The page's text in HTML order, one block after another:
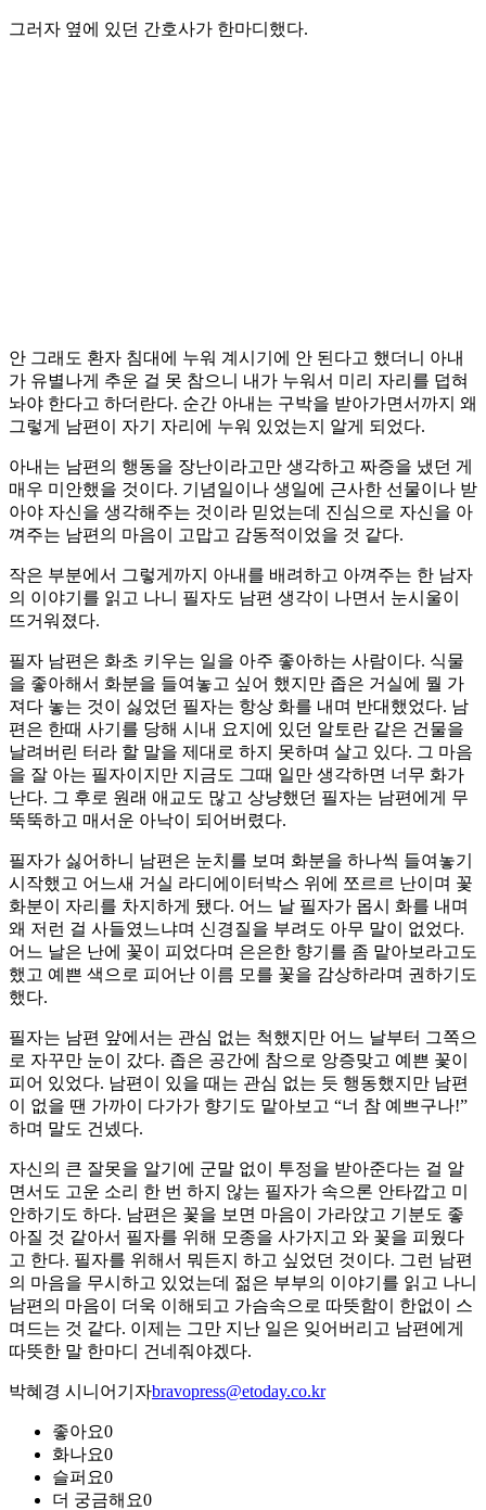
그러자 옆에 있던 간호사가 한마디했다.
안 그래도 환자 침대에 누워 계시기에 안 된다고 했더니 아내
가 유별나게 추운 걸 못 참으니 내가 누워서 미리 자리를 덥혀
놔야 한다고 하더란다. 순간 아내는 구박을 받아가면서까지 왜
그렇게 남편이 자기 자리에 누워 있었는지 알게 되었다.
아내는 남편의 행동을 장난이라고만 생각하고 짜증을 냈던 게
매우 미안했을 것이다. 기념일이나 생일에 근사한 선물이나 받
아야 자신을 생각해주는 것이라 믿었는데 진심으로 자신을 아
껴주는 남편의 마음이 고맙고 감동적이었을 것 같다.
작은 부분에서 그렇게까지 아내를 배려하고 아껴주는 한 남자
의 이야기를 읽고 나니 필자도 남편 생각이 나면서 눈시울이
뜨거워졌다.
필자 남편은 화초 키우는 일을 아주 좋아하는 사람이다. 식물
을 좋아해서 화분을 들여놓고 싶어 했지만 좁은 거실에 뭘 가
져다 놓는 것이 싫었던 필자는 항상 화를 내며 반대했었다. 남
편은 한때 사기를 당해 시내 요지에 있던 알토란 같은 건물을
날려버린 터라 할 말을 제대로 하지 못하며 살고 있다. 그 마음
을 잘 아는 필자이지만 지금도 그때 일만 생각하면 너무 화가
난다. 그 후로 원래 애교도 많고 상냥했던 필자는 남편에게 무
뚝뚝하고 매서운 아낙이 되어버렸다.
필자가 싫어하니 남편은 눈치를 보며 화분을 하나씩 들여놓기
시작했고 어느새 거실 라디에이터박스 위에 쪼르르 난이며 꽃
화분이 자리를 차지하게 됐다. 어느 날 필자가 몹시 화를 내며
왜 저런 걸 사들였느냐며 신경질을 부려도 아무 말이 없었다.
어느 날은 난에 꽃이 피었다며 은은한 향기를 좀 맡아보라고도
했고 예쁜 색으로 피어난 이름 모를 꽃을 감상하라며 권하기도
했다.
필자는 남편 앞에서는 관심 없는 척했지만 어느 날부터 그쪽으
로 자꾸만 눈이 갔다. 좁은 공간에 참으로 앙증맞고 예쁜 꽃이
피어 있었다. 남편이 있을 때는 관심 없는 듯 행동했지만 남편
이 없을 땐 가까이 다가가 향기도 맡아보고 “너 참 예쁘구나!”
하며 말도 건넸다.
자신의 큰 잘못을 알기에 군말 없이 투정을 받아준다는 걸 알
면서도 고운 소리 한 번 하지 않는 필자가 속으론 안타깝고 미
안하기도 하다. 남편은 꽃을 보면 마음이 가라앉고 기분도 좋
아질 것 같아서 필자를 위해 모종을 사가지고 와 꽃을 피웠다
고 한다. 필자를 위해서 뭐든지 하고 싶었던 것이다. 그런 남편
의 마음을 무시하고 있었는데 젊은 부부의 이야기를 읽고 나니
남편의 마음이 더욱 이해되고 가슴속으로 따뜻함이 한없이 스
며드는 것 같다. 이제는 그만 지난 일은 잊어버리고 남편에게
따뜻한 말 한마디 건네줘야겠다.
박혜경 시니어기자bravopress@etoday.co.kr
좋아요0
화나요0
슬퍼요0
더 궁금해요0